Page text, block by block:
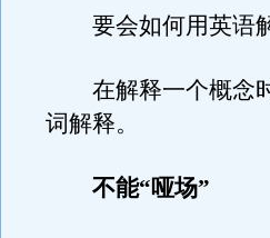
要会如何用英语
在解释一个概念时
词解释。
不能“哑场”